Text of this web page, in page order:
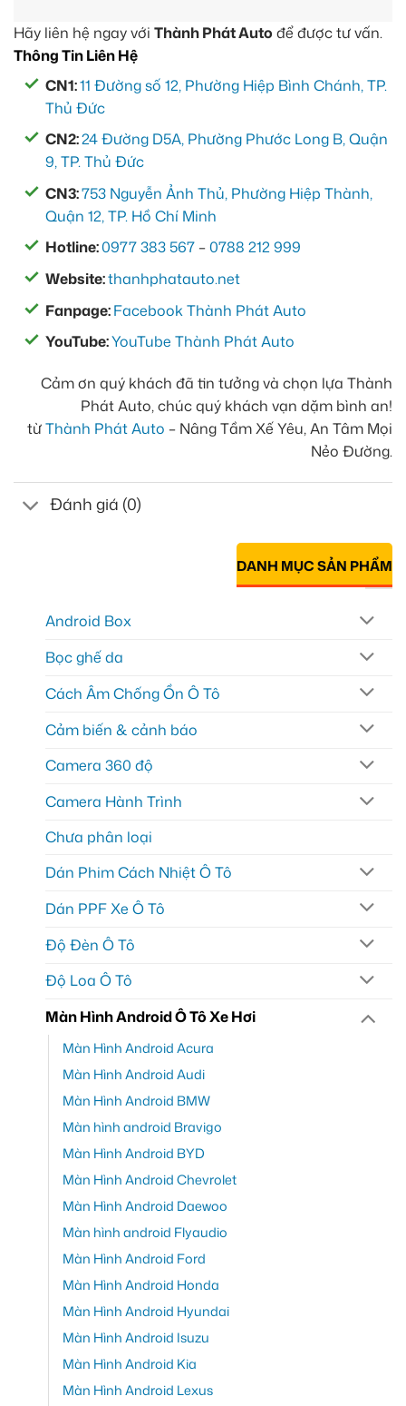
Hãy liên hệ ngay với Thành Phát Auto để được tư vấn.
Thông Tin Liên Hệ
CN1:11 Đường số 12, Phường Hiệp Bình Chánh, TP.
Thủ Đức
CN2:24 Đường D5A, Phường Phước Long B, Quận
9, TP. Thủ Đức
CN3:753 Nguyễn Ảnh Thủ, Phường Hiệp Thành,
Quận 12, TP. Hồ Chí Minh
Hotline:0977 383 567 –0788 212 999
Website:thanhphatauto.net
Fanpage:Facebook Thành Phát Auto
YouTube:YouTube Thành Phát Auto
Cảm ơn quý khách đã tin tưởng và chọn lựa Thành
Phát Auto, chúc quý khách vạn dặm bình an!
từThành Phát Auto – Nâng Tầm Xế Yêu, An Tâm Mọi
Nẻo Đường.
Đánh giá (0)
DANH MỤC SẢN PHẨM
Android Box
Bọc ghế da
Cách Âm Chống Ồn Ô Tô
Cảm biến & cảnh báo
Camera 360 độ
Camera Hành Trình
Chưa phân loại
Dán Phim Cách Nhiệt Ô Tô
Dán PPF Xe Ô Tô
Độ Đèn Ô Tô
Độ Loa Ô Tô
Màn Hình Android Ô Tô Xe Hơi
Màn Hình Android Acura
Màn Hình Android Audi
Màn Hình Android BMW
Màn hình android Bravigo
Màn Hình Android BYD
Màn Hình Android Chevrolet
Màn Hình Android Daewoo
Màn hình android Flyaudio
Màn Hình Android Ford
Màn Hình Android Honda
Màn Hình Android Hyundai
Màn Hình Android Isuzu
Màn Hình Android Kia
Màn Hình Android Lexus